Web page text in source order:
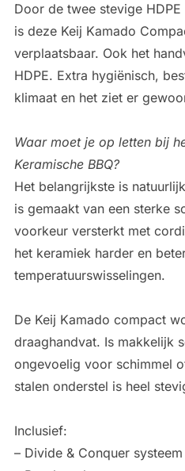
Door de twee stevige
is deze Keij Kamado
verplaatsbaar. Ook het
HDPE. Extra hygiënisch,
klimaat en het ziet er
Waar moet je op letten bij
Keramische BBQ?
Het belangrijkste is
is gemaakt van een sterke
voorkeur versterkt met
het keramiek harder en
temperatuurswisselingen.
De Keij Kamado compact
draaghandvat. Is makkelijk
ongevoelig voor schimmel
stalen onderstel is heel
Inclusief:
– Divide & Conquer systeem